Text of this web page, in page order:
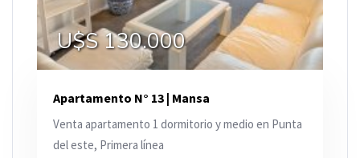
U$S 130.000
Apartamento N° 13 | Mansa
Venta apartamento 1 dormitorio y medio en Punta
del este, Primera línea